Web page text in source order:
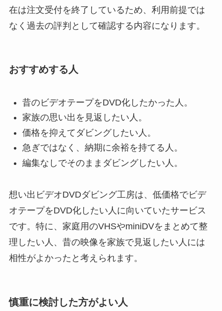
在は注文受付を終了しているため、利用前提では
なく過去の評判として確認する内容になります。
おすすめする人
昔のビデオテープをDVD化したかった人。
家族の思い出を見返したい人。
価格を抑えてダビングしたい人。
急ぎではなく、納期に余裕を持てる人。
編集なしでそのままダビングしたい人。
想い出ビデオDVDダビング工房は、低価格でビデ
オテープをDVD化したい人に向いていたサービス
です。特に、家庭用のVHSやminiDVをまとめて整
理したい人、昔の映像を家族で見返したい人には
相性がよかったと考えられます。
慎重に検討した方がよい人